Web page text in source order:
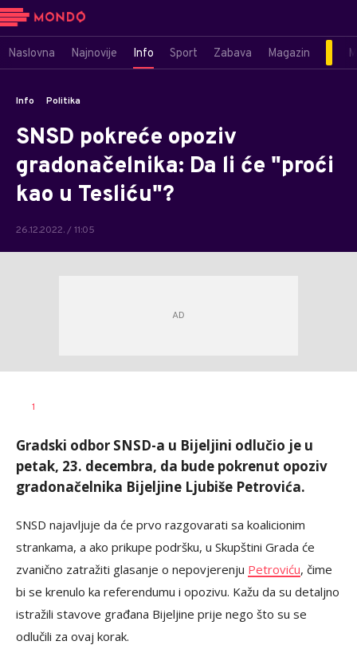
Naslovna Najnovije Info Sport Zabava Magazin
Info Politika
SNSD pokreće opoziv
gradonačelnika: Da li će "proći
kao u Tesliću"?
26.12.2022. / 11:05
AUTOR
1
Gradski odbor SNSD-a u Bijeljini odlučio je u
petak, 23. decembra, da bude pokrenut opoziv
gradonačelnika Bijeljine Ljubiše Petrovića.
SNSD najavljuje da će prvo razgovarati sa koalicionim
strankama, a ako prikupe podršku, u Skupštini Grada će
zvanično zatražiti glasanje o nepovjerenju Petroviću, čime
bi se krenulo ka referendumu i opozivu. Kažu da su detaljno
istražili stavove građana Bijeljine prije nego što su se
odlučili za ovaj korak.